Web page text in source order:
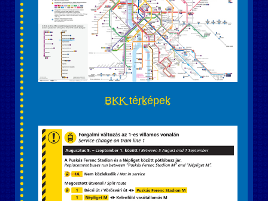
BKK térképek